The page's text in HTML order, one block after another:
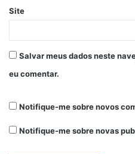
Site
Salvar meus dados neste
eu comentar.
Notifique-me sobre novos
Notifique-me sobre novas